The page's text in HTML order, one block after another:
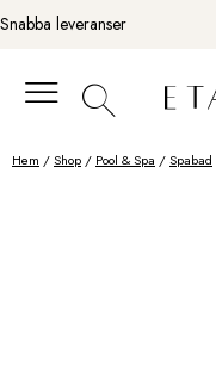
Fortsätt
till
Snabba leveranser
Hem /Shop / Pool & Spa /Spabad